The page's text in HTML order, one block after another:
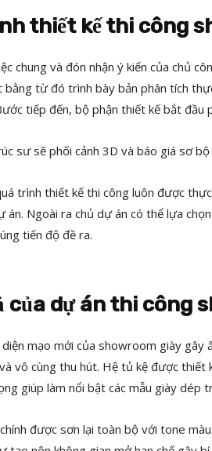
thiết kế thi công
chung và đón nhận ý kiến của chủ
bằng từ đó trình bày bản phân tích
tiếp đến, bộ phận thiết kế bắt đầu
sư sẽ phối cảnh 3D và báo giá sơ
trình thiết kế thi công luôn được
án. Ngoài ra chủ dự án có thể lựa
tiến độ đề ra.
của dự án thi công
mạo mới của showroom giày
vô cùng thu hút. Hệ tủ kệ được thiết
giúp làm nổi bật các mẫu giày dép
được sơn lại toàn bộ với tone